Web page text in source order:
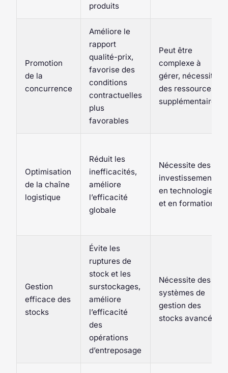
produits
Promotion
de la
concurrence
Améliore le
rapport
qualité-prix,
favorise des
conditions
contractuelles
plus
favorables
Peut être
complexe à
gérer, nécessite
des ressources
supplémentaires
Optimisation
de la chaîne
logistique
Réduit les
inefficacités,
améliore
l’efficacité
globale
Nécessite des
investissements
en technologie
et en formation
Gestion
efficace des
stocks
Évite les
ruptures de
stock et les
surstockages,
améliore
l’efficacité
des
opérations
d’entreposage
Nécessite des
systèmes de
gestion des
stocks avancés